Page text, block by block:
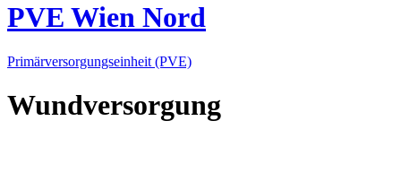
PVE Wien Nord
Primärversorgungseinheit (PVE)
Wundversorgung